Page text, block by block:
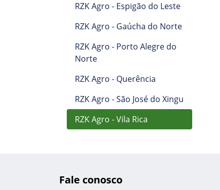
RZK Agro - Espigão do Leste
RZK Agro - Gaúcha do Norte
RZK Agro - Porto Alegre do
Norte
RZK Agro - Querência
RZK Agro - São José do Xingu
RZK Agro - Vila Rica
Fale conosco